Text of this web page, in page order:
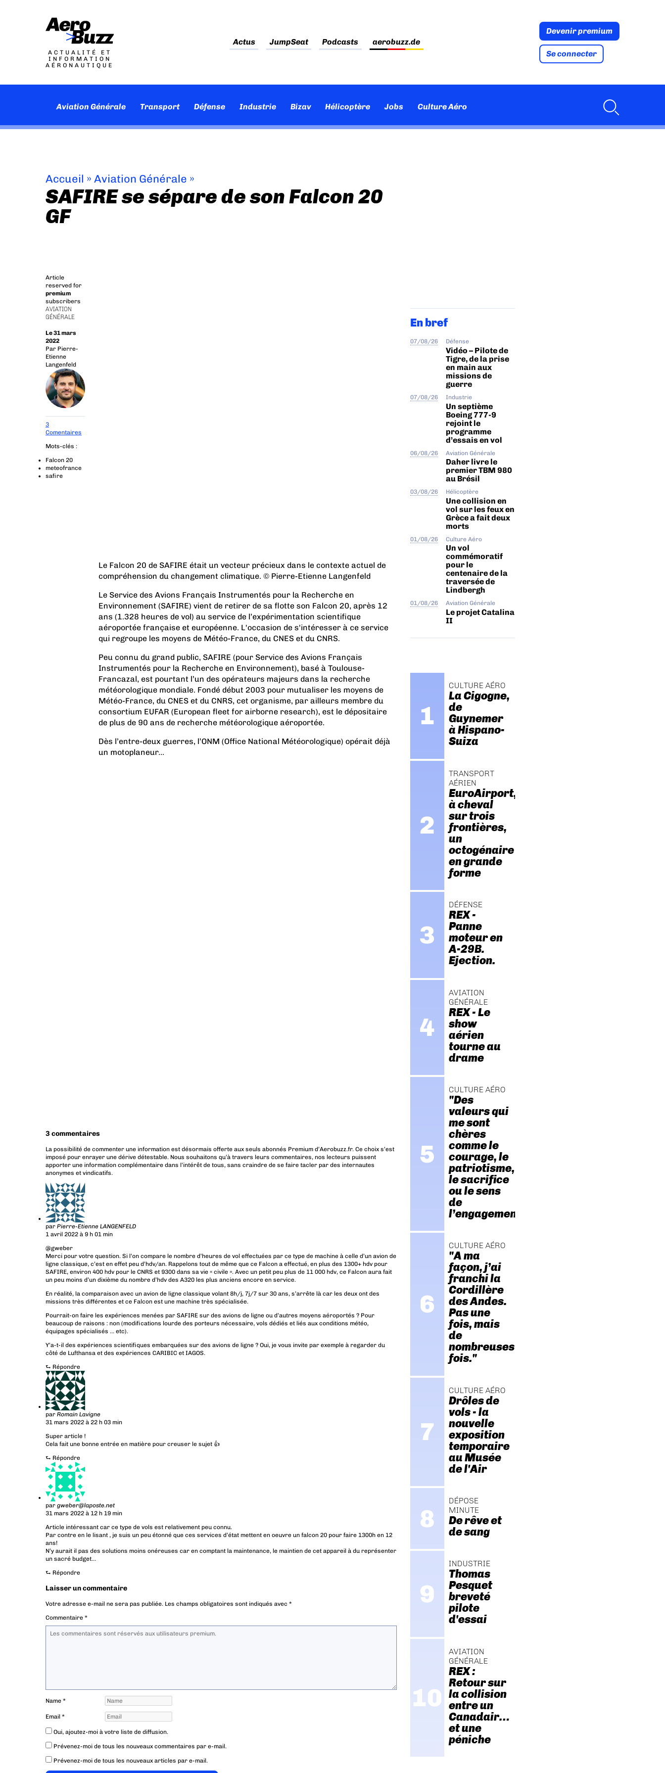
ACTUALITÉ ET
INFORMATION
AÉRONAUTIQUE
Actus JumpSeat Podcasts aerobuzz.de
Devenir premium
Se connecter
Aviation Générale Transport Défense Industrie Bizav Hélicoptère Jobs Culture Aéro
Accueil » Aviation Générale »
SAFIRE se sépare de son Falcon 20
GF
Article
reserved for
premium
subscribers
AVIATION
GÉNÉRALE
Le 31 mars
2022
Par Pierre-
Etienne
Langenfeld
3
Comentaires
Mots-clés :
Falcon 20
meteofrance
safire
Le Falcon 20 de SAFIRE était un vecteur précieux dans le contexte actuel de
compréhension du changement climatique. © Pierre-Etienne Langenfeld
Le Service des Avions Français Instrumentés pour la Recherche en
Environnement (SAFIRE) vient de retirer de sa flotte son Falcon 20, après 12
ans (1.328 heures de vol) au service de l’expérimentation scientifique
aéroportée française et européenne. L'occasion de s'intéresser à ce service
qui regroupe les moyens de Météo-France, du CNES et du CNRS.
Peu connu du grand public, SAFIRE (pour Service des Avions Français
Instrumentés pour la Recherche en Environnement), basé à Toulouse-
Francazal, est pourtant l’un des opérateurs majeurs dans la recherche
météorologique mondiale. Fondé début 2003 pour mutualiser les moyens de
Météo-France, du CNES et du CNRS, cet organisme, par ailleurs membre du
consortium EUFAR (European fleet for airborne research), est le dépositaire
de plus de 90 ans de recherche météorologique aéroportée.
Dès l’entre-deux guerres, l’ONM (Office National Météorologique) opérait déjà
un motoplaneur...
3 commentaires
La possibilité de commenter une information est désormais offerte aux seuls abonnés Premium d’Aerobuzz.fr. Ce choix s’est
imposé pour enrayer une dérive détestable. Nous souhaitons qu’à travers leurs commentaires, nos lecteurs puissent
apporter une information complémentaire dans l’intérêt de tous, sans craindre de se faire tacler par des internautes
anonymes et vindicatifs.
par Pierre-Etienne LANGENFELD
1 avril 2022 à 9 h 01 min
@gweber
Merci pour votre question. Si l’on compare le nombre d’heures de vol effectuées par ce type de machine à celle d’un avion de
ligne classique, c’est en effet peu d’hdv/an. Rappelons tout de même que ce Falcon a effectué, en plus des 1300+ hdv pour
SAFIRE, environ 400 hdv pour le CNRS et 9300 dans sa vie « civile ». Avec un petit peu plus de 11 000 hdv, ce Falcon aura fait
un peu moins d’un dixième du nombre d’hdv des A320 les plus anciens encore en service.
En réalité, la comparaison avec un avion de ligne classique volant 8h/j, 7j/7 sur 30 ans, s’arrête là car les deux ont des
missions très différentes et ce Falcon est une machine très spécialisée.
Pourrait-on faire les expériences menées par SAFIRE sur des avions de ligne ou d’autres moyens aéroportés ? Pour
beaucoup de raisons : non (modifications lourde des porteurs nécessaire, vols dédiés et liés aux conditions météo,
équipages spécialisés … etc).
Y’a-t-il des expériences scientifiques embarquées sur des avions de ligne ? Oui, je vous invite par exemple à regarder du
côté de Lufthansa et des expériences CARIBIC et IAGOS.
⮑ Répondre
par Romain Lavigne
31 mars 2022 à 22 h 03 min
Super article !
Cela fait une bonne entrée en matière pour creuser le sujet 👍
⮑ Répondre
par gweber@laposte.net
31 mars 2022 à 12 h 19 min
Article intéressant car ce type de vols est relativement peu connu.
Par contre en le lisant , je suis un peu étonné que ces services d’état mettent en oeuvre un falcon 20 pour faire 1300h en 12
ans!
N’y aurait il pas des solutions moins onéreuses car en comptant la maintenance, le maintien de cet appareil à du représenter
un sacré budget…
⮑ Répondre
Laisser un commentaire
Votre adresse e-mail ne sera pas publiée. Les champs obligatoires sont indiqués avec *
Commentaire *
Name *
Email *
Oui, ajoutez-moi à votre liste de diffusion.
Prévenez-moi de tous les nouveaux commentaires par e-mail.
Prévenez-moi de tous les nouveaux articles par e-mail.
En bref
07/08/26 Défense
Vidéo – Pilote de
Tigre, de la prise
en main aux
missions de
guerre
07/08/26 Industrie
Un septième
Boeing 777-9
rejoint le
programme
d’essais en vol
06/08/26 Aviation Générale
Daher livre le
premier TBM 980
au Brésil
03/08/26 Hélicoptère
Une collision en
vol sur les feux en
Grèce a fait deux
morts
01/08/26 Culture Aéro
Un vol
commémoratif
pour le
centenaire de la
traversée de
Lindbergh
01/08/26 Aviation Générale
Le projet Catalina
II
CULTURE AÉRO
La Cigogne,
de
Guynemer
à Hispano-
Suiza
TRANSPORT
AÉRIEN
EuroAirport,
à cheval
sur trois
frontières,
un
octogénaire
en grande
forme
DÉFENSE
REX -
Panne
moteur en
A-29B.
Ejection.
AVIATION
GÉNÉRALE
REX - Le
show
aérien
tourne au
drame
CULTURE AÉRO
"Des
valeurs qui
me sont
chères
comme le
courage, le
patriotisme,
le sacrifice
ou le sens
de
l’engagement."
CULTURE AÉRO
"A ma
façon, j’ai
franchi la
Cordillère
des Andes.
Pas une
fois, mais
de
nombreuses
fois."
CULTURE AÉRO
Drôles de
vols - la
nouvelle
exposition
temporaire
au Musée
de l'Air
DÉPOSE
MINUTE
De rêve et
de sang
INDUSTRIE
Thomas
Pesquet
breveté
pilote
d'essai
AVIATION
GÉNÉRALE
REX :
Retour sur
la collision
entre un
Canadair…
et une
péniche